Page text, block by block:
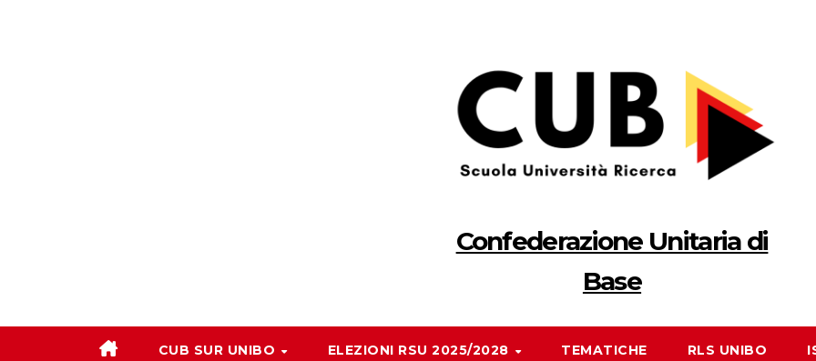
Confederazione Unitaria di
Base
CUB SUR UNIBO ELEZIONI RSU 2025/2028 TEMATICHE RLS UNIBO